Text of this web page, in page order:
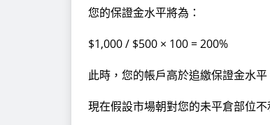
您的保證金水平將為：
$1,000 / $500 × 100 = 200%
此時，您的帳戶高於追繳保證金水平
現在假設市場朝對您的未平倉部位